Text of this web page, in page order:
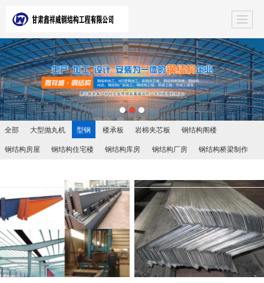
全部 大型抛丸机 型钢 楼承板 岩棉夹芯板
钢结构阁楼
钢结构房屋
钢结构住宅楼 钢结构库房 钢结构厂房 钢结构桥梁制作